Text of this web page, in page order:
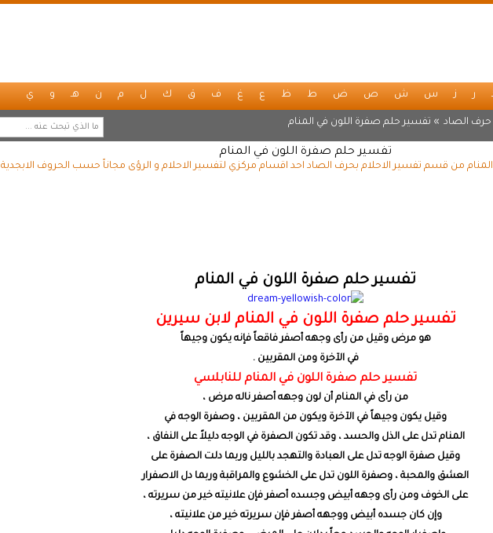
ر ز س ش ص ض ط ظ ع غ ف ق ك ل م ن هـ و ي
حرف الصاد » تفسير حلم صفرة اللون في المنام
تفسير حلم صفرة اللون في المنام
من قسم تفسير الاحلام بحرف الصاد احد اقسام مركزي لتفسير الاحلام و الرؤى مجاناً حسب الحروف الابجدية
تفسير حلم صفرة اللون في المنام
تفسير حلم صفرة اللون في المنام لابن سيرين
هو مرض وقيل من رأى وجهه أصفر فاقعاً فإنه يكون وجيهاً
في الآخرة ومن المقربين .
تفسير حلم صفرة اللون في المنام للنابلسي
من رأى في المنام أن لون وجهه أصفر ناله مرض ،
وقيل يكون وجيهاً في الآخرة ويكون من المقربين ، وصفرة الوجه في
المنام تدل على الذل والحسد ، وقد تكون الصفرة في الوجه دليلاً على النفاق ،
وقيل صفرة الوجه تدل على العبادة والتهجد بالليل وربما دلت الصفرة على
العشق والمحبة ، وصفرة اللون تدل على الخشوع والمراقبة وربما دل الاصفرار
على الخوف ومن رأى وجهه أبيض وجسده أصفر فإن علانيته خير من سريرته ،
وإن كان جسده أبيض ووجهه أصفر فإن سريرته خير من علانيته ،